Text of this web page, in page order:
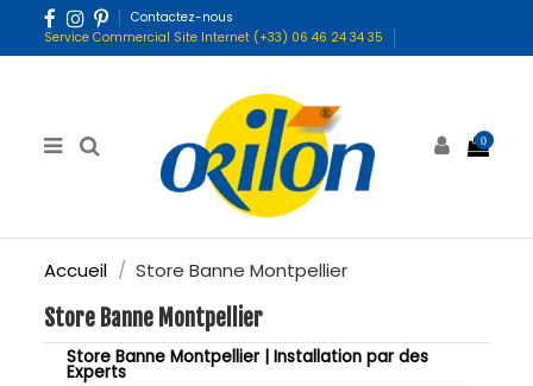
Contactez-nous
Service Commercial Site Internet (+33) 06 46 24 34 35
0
Accueil Store Banne Montpellier
Store Banne Montpellier
Store Banne Montpellier | Installation par des
Experts